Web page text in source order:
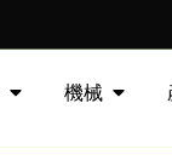
機械